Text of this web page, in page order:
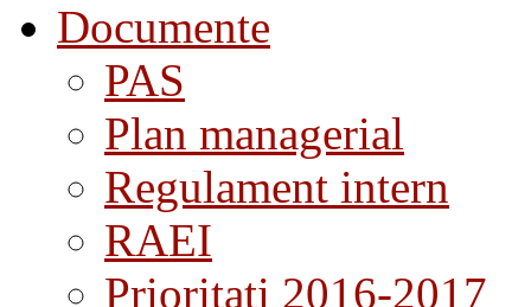
Documente
PAS
Plan managerial
Regulament intern
RAEI
Prioritati 2016-2017